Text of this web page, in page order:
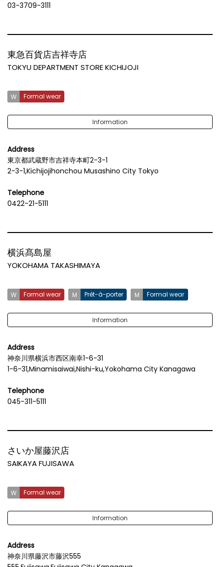
03-3709-3111
東急百貨店吉祥寺店
TOKYU DEPARTMENT STORE KICHIJOJI
Formal wear
Information
Address
東京都武蔵野市吉祥寺本町2-3-1
2-3-1,Kichijojihonchou Musashino City Tokyo
Telephone
0422-21-5111
横浜髙島屋
YOKOHAMA TAKASHIMAYA
Formal wear Prêt-à-porter Formal wear
Information
Address
神奈川県横浜市西区南幸1-6-31
1-6-31,Minamisaiwai,Nishi-ku,Yokohama City Kanagawa
Telephone
045-311-5111
さいか屋藤沢店
SAIKAYA FUJISAWA
Formal wear
Information
Address
神奈川県藤沢市藤沢555